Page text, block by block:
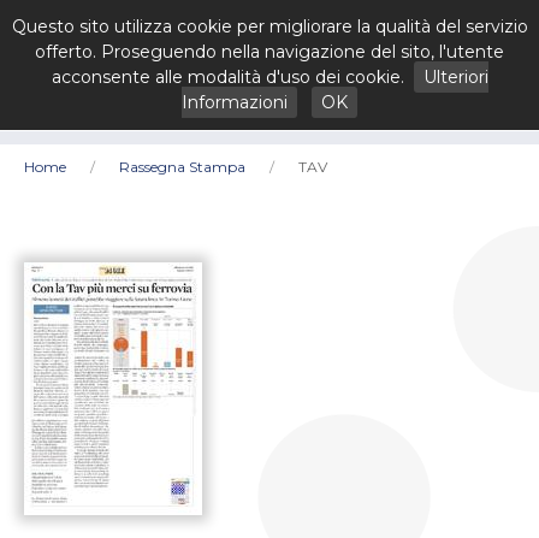
Home Rassegna Stampa TAV
Questo sito utilizza cookie per migliorare la qualità del servizio
offerto. Proseguendo nella navigazione del sito, l'utente
acconsente alle modalità d'uso dei cookie.
Ulteriori
Informazioni
OK